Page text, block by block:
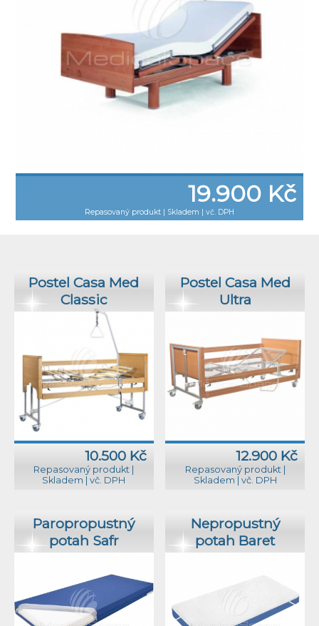
19.900 Kč
Repasovaný produkt | Skladem | vč. DPH
Postel Casa Med
Classic
10.500 Kč
Repasovaný produkt
Skladem
vč. DPH
Postel Casa Med
Ultra
12.900 Kč
Repasovaný produkt
Skladem
vč. DPH
Paropropustný
potah Safr
Nepropustný
potah Baret